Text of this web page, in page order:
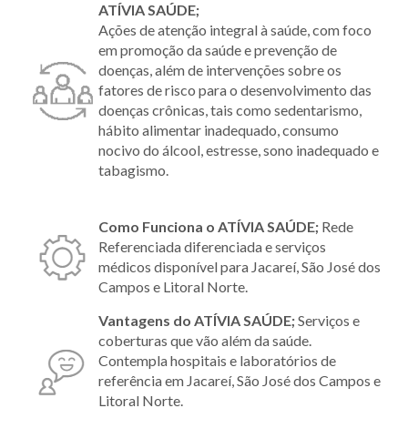
ATÍVIA SAÚDE;
Ações de atenção integral à saúde, com foco
em promoção da saúde e prevenção de
doenças, além de intervenções sobre os
fatores de risco para o desenvolvimento das
doenças crônicas, tais como sedentarismo,
hábito alimentar inadequado, consumo
nocivo do álcool, estresse, sono inadequado e
tabagismo.
Como Funciona o ATÍVIA SAÚDE; Rede
Referenciada diferenciada e serviços
médicos disponível para Jacareí, São José dos
Campos e Litoral Norte.
Vantagens do ATÍVIA SAÚDE;Serviços e
coberturas que vão além da saúde.
Contempla hospitais e laboratórios de
referência em Jacareí, São José dos Campos e
Litoral Norte.